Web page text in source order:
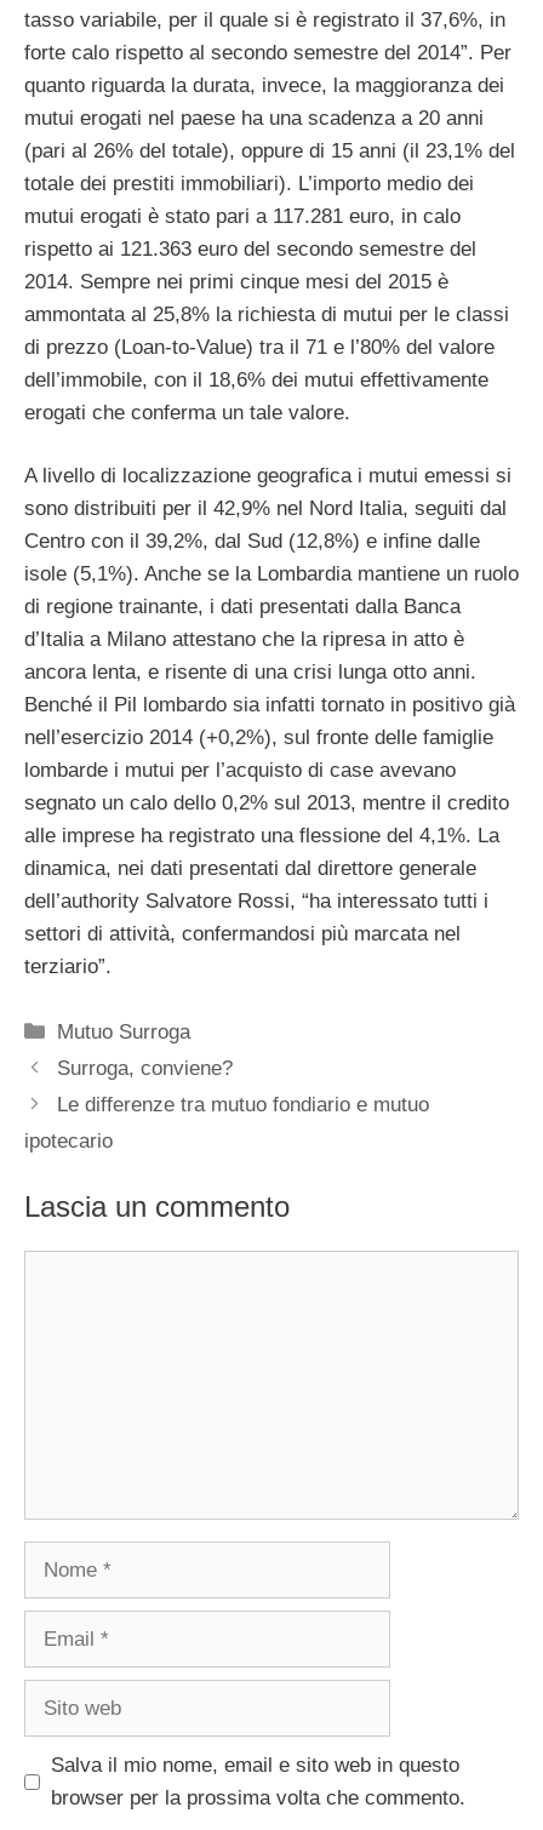
tasso variabile, per il quale si è registrato il 37,6%, in
forte calo rispetto al secondo semestre del 2014”. Per
quanto riguarda la durata, invece, la maggioranza dei
mutui erogati nel paese ha una scadenza a 20 anni
(pari al 26% del totale), oppure di 15 anni (il 23,1% del
totale dei prestiti immobiliari). L’importo medio dei
mutui erogati è stato pari a 117.281 euro, in calo
rispetto ai 121.363 euro del secondo semestre del
2014. Sempre nei primi cinque mesi del 2015 è
ammontata al 25,8% la richiesta di mutui per le classi
di prezzo (Loan-to-Value) tra il 71 e l’80% del valore
dell’immobile, con il 18,6% dei mutui effettivamente
erogati che conferma un tale valore.
A livello di localizzazione geografica i mutui emessi si
sono distribuiti per il 42,9% nel Nord Italia, seguiti dal
Centro con il 39,2%, dal Sud (12,8%) e infine dalle
isole (5,1%). Anche se la Lombardia mantiene un ruolo
di regione trainante, i dati presentati dalla Banca
d’Italia a Milano attestano che la ripresa in atto è
ancora lenta, e risente di una crisi lunga otto anni.
Benché il Pil lombardo sia infatti tornato in positivo già
nell’esercizio 2014 (+0,2%), sul fronte delle famiglie
lombarde i mutui per l’acquisto di case avevano
segnato un calo dello 0,2% sul 2013, mentre il credito
alle imprese ha registrato una flessione del 4,1%. La
dinamica, nei dati presentati dal direttore generale
dell’authority Salvatore Rossi, “ha interessato tutti i
settori di attività, confermandosi più marcata nel
terziario”.
Categorie
Mutuo Surroga
Surroga, conviene?
Le differenze tra mutuo fondiario e mutuo
ipotecario
Lascia un commento
Nome
Email
Sito
Salva il mio nome, email e sito web in questo
browser per la prossima volta che commento.